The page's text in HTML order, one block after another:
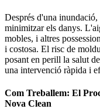
Després d'una
minimitzar els danys.
mobles, i altres
i costosa. El risc de
posant en perill la salut
una intervenció ràpida i
Com Treballem: El
Nova Clean